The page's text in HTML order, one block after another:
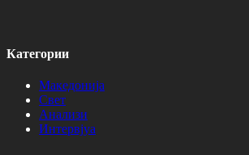
Категории
Македонија
Свет
Анализи
Интервјуа